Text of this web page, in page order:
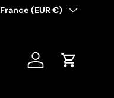
Pays
France (EUR €)
Se connecter
Panier